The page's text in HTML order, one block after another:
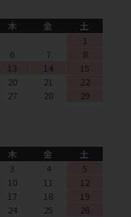
木 金
土
1
6 7
8
13 14
15
20 21
22
27 28
29
木 金
土
3 4
5
10 11
12
17 18
19
24 25
26